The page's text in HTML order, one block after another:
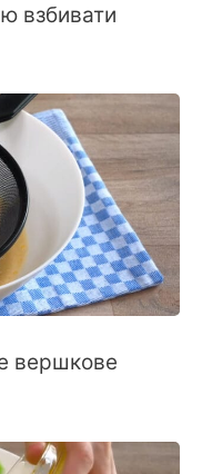
взбивати
вершкове